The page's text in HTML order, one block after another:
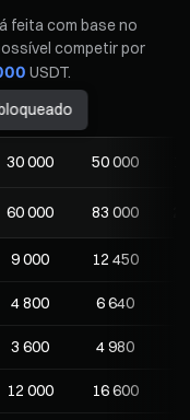
feita com base no
competir por
USDT.
30 000 50 000
60 000 83 000
9 000 12 450
4 800 6 640
3 600 4 980
12 000 16 600